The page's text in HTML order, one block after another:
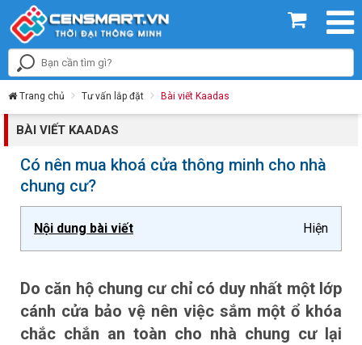
Trang chủ Tư vấn lắp đặt Bài viết Kaadas
BÀI VIẾT KAADAS
Có nên mua khoá cửa thông minh cho nhà
chung cư?
Nội dung bài viết Hiện
Do căn hộ chung cư chỉ có duy nhất một lớp
cánh cửa bảo vệ nên việc sắm một ổ khóa
chắc chắn an toàn cho nhà chung cư lại